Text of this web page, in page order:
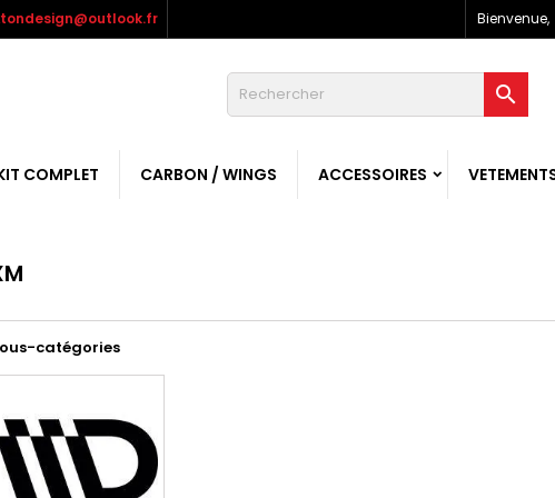
Bienvenue,

COMPLET CARBON / WINGS ACCESSOIRES
catégories